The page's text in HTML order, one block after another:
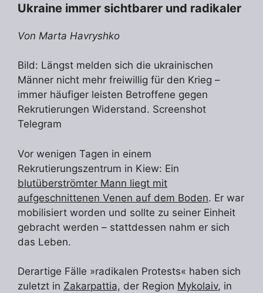
Ukraine immer sichtbarer und radikaler
Von Marta Havryshko
Bild: Längst melden sich die ukrainischen
Männer nicht mehr freiwillig für den Krieg –
immer häufiger leisten Betroffene gegen
Rekrutierungen Widerstand. Screenshot
Telegram
Vor wenigen Tagen in einem
Rekrutierungszentrum in Kiew: Ein
blutüberströmter Mann liegt mit
aufgeschnittenen Venen auf dem Boden. Er war
mobilisiert worden und sollte zu seiner Einheit
gebracht werden – stattdessen nahm er sich
das Leben.
Derartige Fälle »radikalen Protests« haben sich
zuletzt in Zakarpattia, der Region Mykolaiv, in